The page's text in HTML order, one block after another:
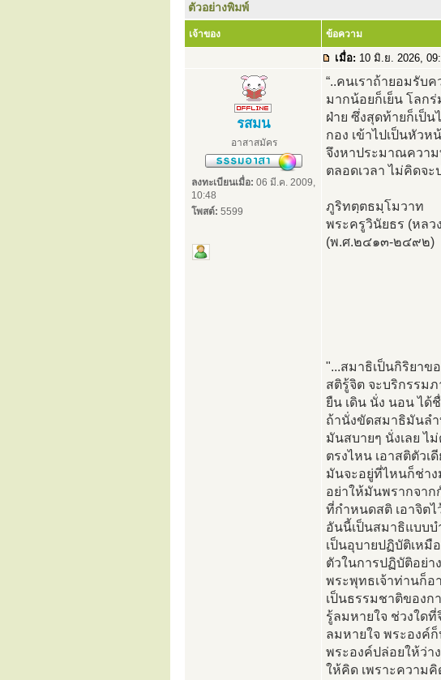
ตัวอย่างพิมพ์
เจ้าของ ข้อความ
เมื่อ: 10 มิ.ย. 2026,
รสมน
อาสาสมัคร
ลงทะเบียนเมื่อ: 06 มี.ค. 2009,
10:48
โพสต์: 5599
“..คนเราถ้ายอมรับ
มากน้อยก็เย็น โลกร่
ฝ่าย ซึ่งสุดท้ายก็เป็น
กอง เข้าไปเป็นหัวห
จึงหาประมาณความ
ตลอดเวลา ไม่คิดจะ
ภูริทตฺตธมฺโมวาท
พระครูวินัยธร (หลว
(พ.ศ.๒๔๑๓-๒๔๙๒)
"...สมาธิเป็นกิริยาข
สติรู้จิต จะบริกรรมภ
ยืน เดิน นั่ง นอน ไ
ถ้านั่งขัดสมาธิมันลำ
มันสบายๆ นั่งเลย ไ
ตรงไหน เอาสติตัวเดี
มันจะอยู่ที่ไหนก็ช่า
อย่าให้มันพรากจาก
ที่กำหนดสติ เอาจิตไ
อันนี้เป็นสมาธิแบบ
เป็นอุบายปฏิบัติเหมื
ตัวในการปฏิบัติอย่า
พระพุทธเจ้าท่านก็อ
เป็นธรรมชาติของก
รู้ลมหายใจ ช่วงใด
ลมหายใจ พระองค์
พระองค์ปล่อยให้ว่า
ให้คิด เพราะความ